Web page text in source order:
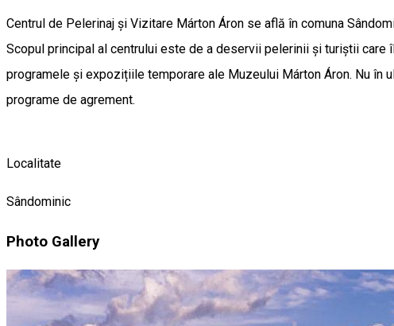
Centrul de Pelerinaj și Vizitare Márton Áron se află în comuna
Scopul principal al centrului este de a deservii pelerinii și turiștii
programele și expozițiile temporare ale Muzeului Márton Áron. Nu
programe de agrement.
Localitate
Sândominic
Photo Gallery